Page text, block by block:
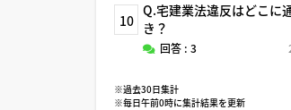
10
Q.宅建業法違反はどこに
き？
回答 : 3
※過去30日集計
※毎日午前0時に集計結果を更新